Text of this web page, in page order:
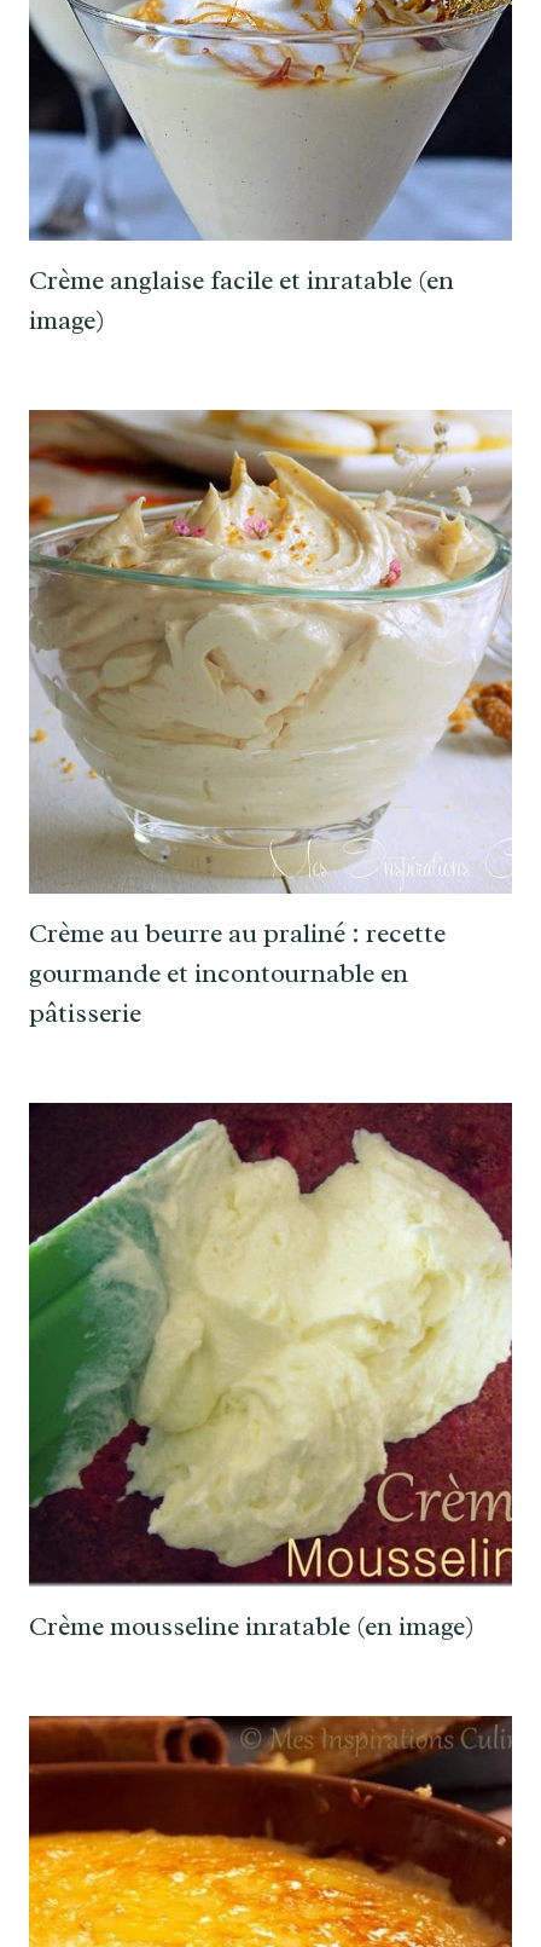
Crème anglaise facile et inratable (en
image)
Crème au beurre au praliné : recette
gourmande et incontournable en
pâtisserie
Crème mousseline inratable (en image)